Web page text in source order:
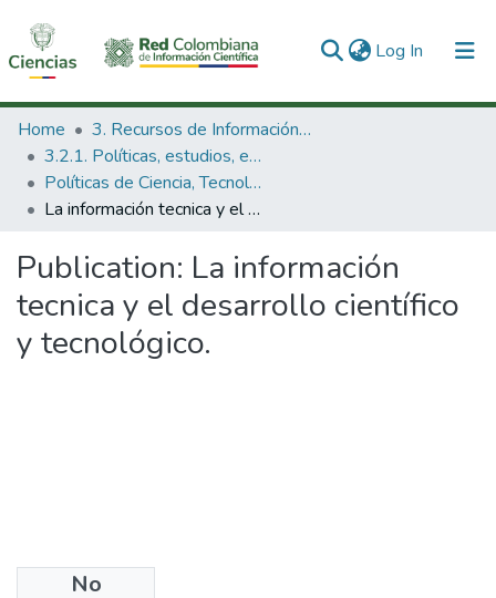
Log In (current)
Communities & Collections
All of DSpace
Statistics
Home
3. Recursos de Información Científica y Tecnológica
3.2.1. Políticas, estudios, evaluaciones e indicadores de CTeI
Políticas de Ciencia, Tecnología e Innovación
La información tecnica y el desarrollo científico y tecnológico.
Publication: La información
tecnica y el desarrollo científico
y tecnológico.
No